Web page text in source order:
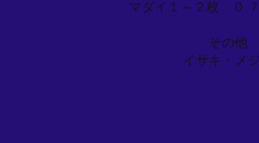
マダイ１～２枚 ０.７
その他
イサキ・メ